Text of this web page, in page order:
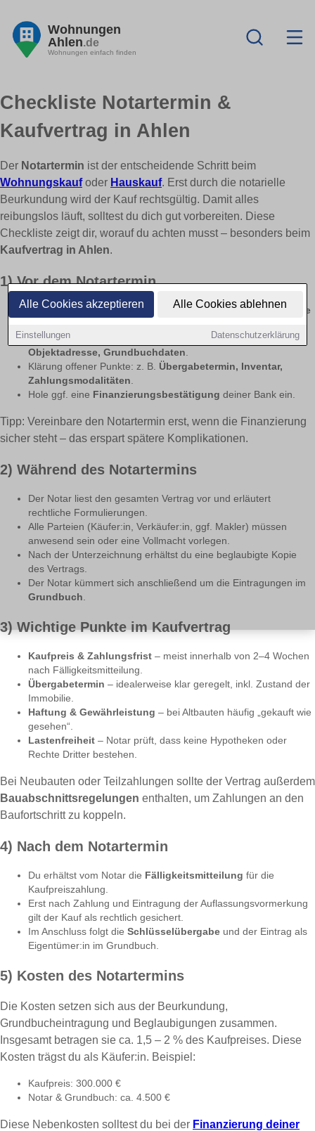
Alle Cookies akzeptieren Alle Cookies ablehnen
Einstellungen Datenschutzerklärung
Wohnungen
Ahlen.de
Wohnungen einfach finden
Checkliste Notartermin &
Kaufvertrag in Ahlen
Der Notartermin ist der entscheidende Schritt beim
Wohnungskaufoder Hauskauf. Erst durch die notarielle
Beurkundung wird der Kauf rechtsgültig. Damit alles
reibungslos läuft, solltest du dich gut vorbereiten. Diese
Checkliste zeigt dir, worauf du achten musst – besonders beim
Kaufvertrag in Ahlen.
1) Vor dem Notartermin
Prüfe den Kaufvertragsentwurf gründlich – mindestens14 Tage
Vergleiche Angaben mit dem Exposé:
Kaufpreis,
Objektadresse, Grundbuchdaten.
Klärung offener Punkte: z. B. Übergabetermin, Inventar,
Zahlungsmodalitäten.
Hole ggf. eine Finanzierungsbestätigung deiner Bank ein.
Tipp: Vereinbare den Notartermin erst, wenn die Finanzierung
sicher steht – das erspart spätere Komplikationen.
2) Während des Notartermins
Der Notar liest den gesamten Vertrag vor und erläutert
rechtliche Formulierungen.
Alle Parteien (Käufer:in, Verkäufer:in, ggf. Makler) müssen
anwesend sein oder eine Vollmacht vorlegen.
Nach der Unterzeichnung erhältst du eine beglaubigte Kopie
des Vertrags.
Der Notar kümmert sich anschließend um die Eintragungen im
Grundbuch.
3) Wichtige Punkte im Kaufvertrag
Kaufpreis & Zahlungsfrist – meist innerhalb von 2–4 Wochen
nach Fälligkeitsmitteilung.
Übergabetermin – idealerweise klar geregelt, inkl. Zustand der
Immobilie.
Haftung & Gewährleistung – bei Altbauten häufig „gekauft wie
gesehen“.
Lastenfreiheit – Notar prüft, dass keine Hypotheken oder
Rechte Dritter bestehen.
Bei Neubauten oder Teilzahlungen sollte der Vertrag außerdem
Bauabschnittsregelungen enthalten, um Zahlungen an den
Baufortschritt zu koppeln.
4) Nach dem Notartermin
Du erhältst vom Notar die Fälligkeitsmitteilung für die
Kaufpreiszahlung.
Erst nach Zahlung und Eintragung der Auflassungsvormerkung
gilt der Kauf als rechtlich gesichert.
Im Anschluss folgt die Schlüsselübergabe und der Eintrag als
Eigentümer:in im Grundbuch.
5) Kosten des Notartermins
Die Kosten setzen sich aus der Beurkundung,
Grundbucheintragung und Beglaubigungen zusammen.
Insgesamt betragen sie ca. 1,5 – 2 % des Kaufpreises. Diese
Kosten trägst du als Käufer:in. Beispiel:
Kaufpreis: 300.000 €
Notar & Grundbuch: ca. 4.500 €
Diese Nebenkosten solltest du bei der Finanzierung deiner